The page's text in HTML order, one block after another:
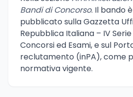
Bandi di Concorso. Il bando
pubblicato sulla Gazzetta
Repubblica Italiana – IV
Concorsi ed Esami, e sul
reclutamento (inPA), come
normativa vigente.